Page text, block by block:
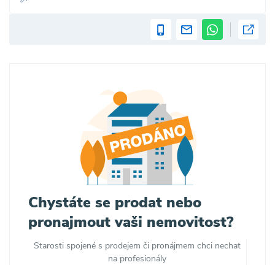
Chystáte se prodat nebo
pronajmout vaši nemovitost?
Starosti spojené s prodejem či pronájmem chci nechat
na profesionály